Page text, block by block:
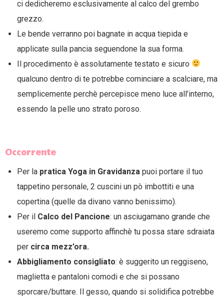
ci dedicheremo esclusivamente al calco del grembo
grezzo.
Le bende verranno poi bagnate in acqua tiepida e
applicate sulla pancia seguendone la sua forma.
Il procedimento è assolutamente testato e sicuro
qualcuno dentro di te potrebbe cominciare a scalciare, ma
semplicemente perchè percepisce meno luce all’interno,
essendo la pelle uno strato poroso.
Occorrente
Per la pratica Yoga in Gravidanza puoi portare il tuo
tappetino personale, 2 cuscini un pò imbottiti e una
copertina (quelle da divano vanno benissimo).
Per il Calco del Pancione: un asciugamano grande che
useremo come supporto affinchè tu possa stare sdraiata
per circa mezz’ora.
Abbigliamento consigliato: è suggerito un reggiseno,
maglietta e pantaloni comodi e che si possano
sporcare/buttare. Il gesso, quando si solidifica potrebbe